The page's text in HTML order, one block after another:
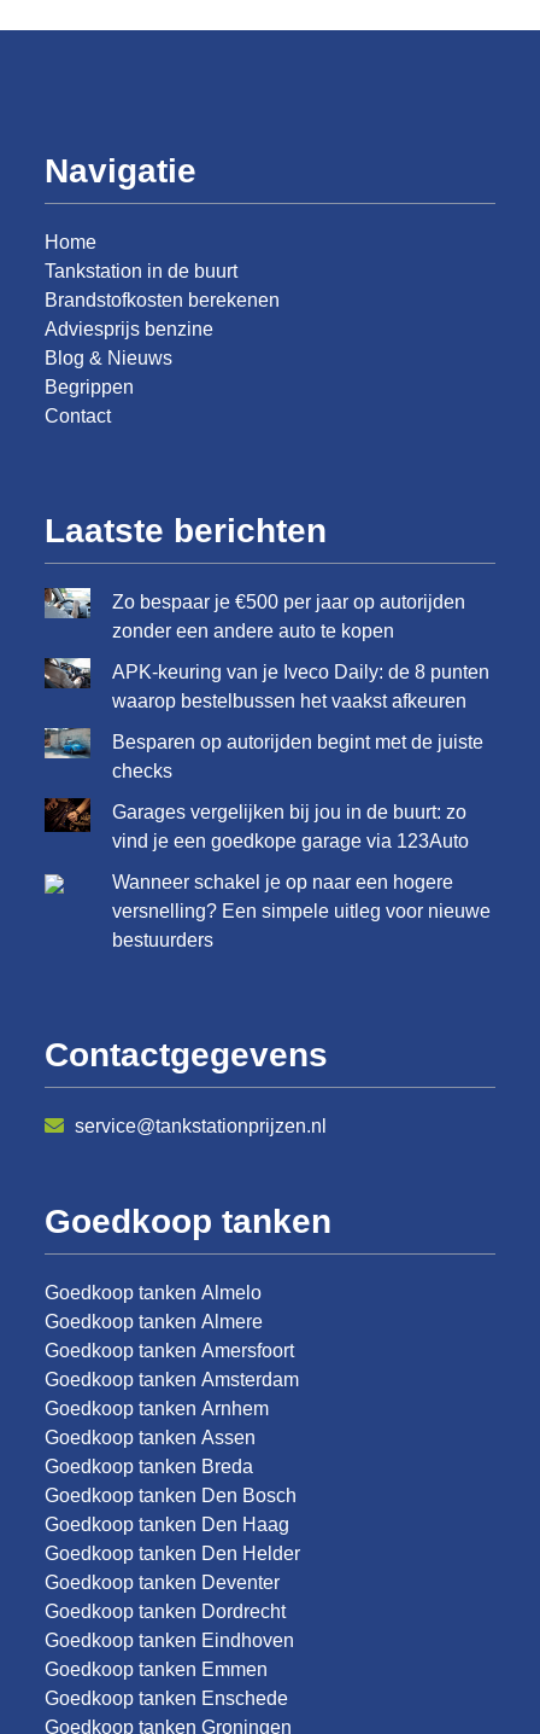
Navigatie
Home
Tankstation in de buurt
Brandstofkosten berekenen
Adviesprijs benzine
Blog & Nieuws
Begrippen
Contact
Laatste berichten
Zo bespaar je €500 per jaar op autorijden
zonder een andere auto te kopen
APK-keuring van je Iveco Daily: de 8 punten
waarop bestelbussen het vaakst afkeuren
Besparen op autorijden begint met de juiste
checks
Garages vergelijken bij jou in de buurt: zo
vind je een goedkope garage via 123Auto
Wanneer schakel je op naar een hogere
versnelling? Een simpele uitleg voor nieuwe
bestuurders
Contactgegevens
service@tankstationprijzen.nl
Goedkoop tanken
Goedkoop tanken Almelo
Goedkoop tanken Almere
Goedkoop tanken Amersfoort
Goedkoop tanken Amsterdam
Goedkoop tanken Arnhem
Goedkoop tanken Assen
Goedkoop tanken Breda
Goedkoop tanken Den Bosch
Goedkoop tanken Den Haag
Goedkoop tanken Den Helder
Goedkoop tanken Deventer
Goedkoop tanken Dordrecht
Goedkoop tanken Eindhoven
Goedkoop tanken Emmen
Goedkoop tanken Enschede
Goedkoop tanken Groningen